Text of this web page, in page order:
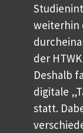
weiterhin
der
Deshalb
digitale
statt.